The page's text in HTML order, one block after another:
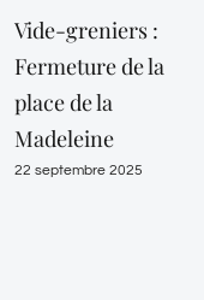
Vide-greniers :
Fermeture de la
place de la
Madeleine
22 septembre 2025